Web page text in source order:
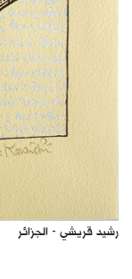
رشيد قريشي - الجزائر